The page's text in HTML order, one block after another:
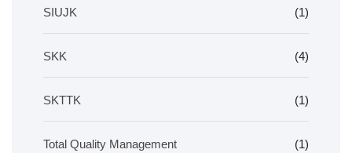
SIUJK (1)
SKK (4)
SKTTK (1)
Total Quality Management (1)